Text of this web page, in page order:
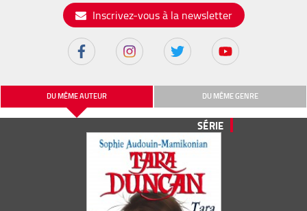
Inscrivez-vous à la newsletter
DU MÊME AUTEUR DU MÊME GENRE
SÉRIE